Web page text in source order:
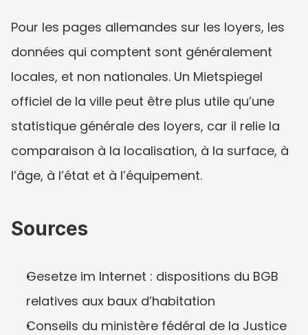
Pour les pages allemandes sur les loyers, les
données qui comptent sont généralement
locales, et non nationales. Un Mietspiegel
officiel de la ville peut être plus utile qu’une
statistique générale des loyers, car il relie la
comparaison à la localisation, à la surface, à
l’âge, à l’état et à l’équipement.
Sources
Gesetze im Internet : dispositions du BGB
relatives aux baux d’habitation
Conseils du ministère fédéral de la Justice